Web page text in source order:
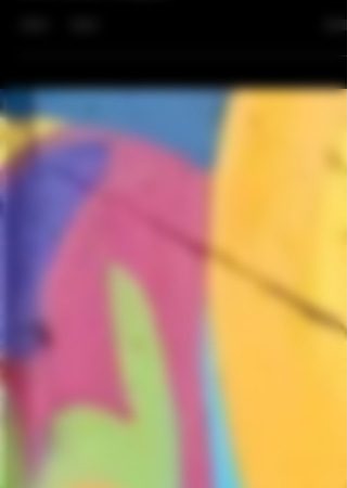
diferencias de estas joyas